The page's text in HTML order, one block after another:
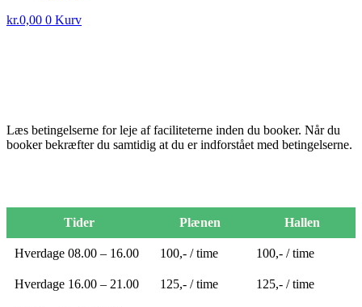
kr.0,00 0 Kurv
Læs betingelserne for leje af faciliteterne inden du booker. Når du
booker bekræfter du samtidig at du er indforstået med betingelserne.
Tider Plænen Hallen
Hverdage 08.00 – 16.00 100,- / time 100,- / time
Hverdage 16.00 – 21.00 125,- / time 125,- / time